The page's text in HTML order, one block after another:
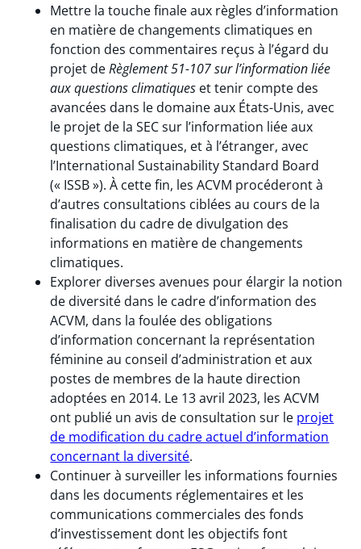
Mettre la touche finale aux règles d’information
en matière de changements climatiques en
fonction des commentaires reçus à l’égard du
projet deRèglement 51-107 sur l’information liée
aux questions climatiques et tenir compte des
avancées dans le domaine aux États-Unis, avec
le projet de la SEC sur l’information liée aux
questions climatiques, et à l’étranger, avec
l’International Sustainability Standard Board
(« ISSB »). À cette fin, les ACVM procéderont à
d’autres consultations ciblées au cours de la
finalisation du cadre de divulgation des
informations en matière de changements
climatiques.
Explorer diverses avenues pour élargir la notion
de diversité dans le cadre d’information des
ACVM, dans la foulée des obligations
d’information concernant la représentation
féminine au conseil d’administration et aux
postes de membres de la haute direction
adoptées en 2014. Le 13 avril 2023, les ACVM
ont publié un avis de consultation sur le projet
de modification du cadre actuel d’information
concernant la diversité.
Continuer à surveiller les informations fournies
dans les documents réglementaires et les
communications commerciales des fonds
d’investissement dont les objectifs font